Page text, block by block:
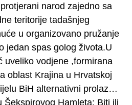
narod zajedno sa
teritorije tadašnjeg
u organizovano pružanje
jedan spas golog života.U
uveliko vodjene ,formirana
oblast Krajina u Hrvatskoj
BiH alternativni prolaz…
Šekspirovog Hamleta: Biti ili